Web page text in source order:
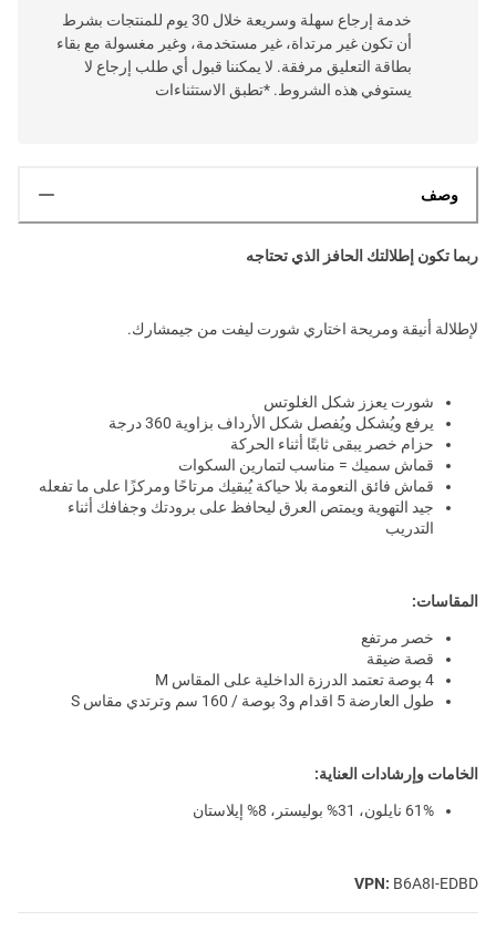
خدمة إرجاع سهلة وسريعة خلال 30 يوم للمنتجات بشرط
أن تكون غير مرتداة، غير مستخدمة، وغير مغسولة مع بقاء
بطاقة التعليق مرفقة. لا يمكننا قبول أي طلب إرجاع لا
يستوفي هذه الشروط. *تطبق الاستثناءات
وصف
ربما تكون إطلالتك الحافز الذي تحتاجه
لإطلالة أنيقة ومريحة اختاري شورت ليفت من جيمشارك.
شورت يعزز شكل الغلوتس
يرفع ويُشكل ويُفصل شكل الأرداف بزاوية 360 درجة
حزام خصر يبقى ثابتًا أثناء الحركة
قماش سميك = مناسب لتمارين السكوات
قماش فائق النعومة بلا حياكة يُبقيك مرتاحًا ومركزًا على ما تفعله
جيد التهوية ويمتص العرق ليحافظ على برودتك وجفافك أثناء
التدريب
المقاسات:
خصر مرتفع
قصة ضيقة
4 بوصة تعتمد الدرزة الداخلية على المقاس M
طول العارضة 5 اقدام و3 بوصة / 160 سم وترتدي مقاس S
الخامات وإرشادات العناية:
61% نايلون، 31% بوليستر، 8% إيلاستان
VPN: B6A8I-EDBD